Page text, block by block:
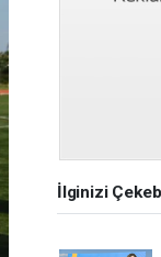
İlginizi